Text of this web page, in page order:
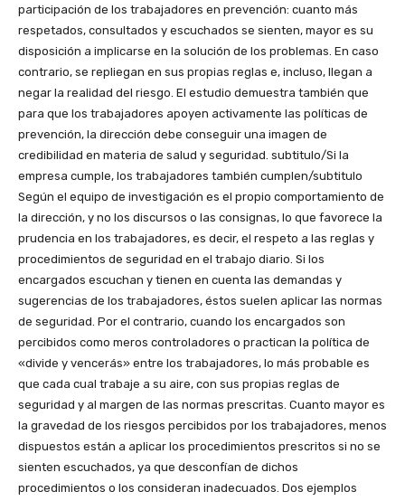
participación de los trabajadores en prevención: cuanto más
respetados, consultados y escuchados se sienten, mayor es su
disposición a implicarse en la solución de los problemas. En caso
contrario, se repliegan en sus propias reglas e, incluso, llegan a
negar la realidad del riesgo. El estudio demuestra también que
para que los trabajadores apoyen activamente las políticas de
prevención, la dirección debe conseguir una imagen de
credibilidad en materia de salud y seguridad. subtitulo/Si la
empresa cumple, los trabajadores también cumplen/subtitulo
Según el equipo de investigación es el propio comportamiento de
la dirección, y no los discursos o las consignas, lo que favorece la
prudencia en los trabajadores, es decir, el respeto a las reglas y
procedimientos de seguridad en el trabajo diario. Si los
encargados escuchan y tienen en cuenta las demandas y
sugerencias de los trabajadores, éstos suelen aplicar las normas
de seguridad. Por el contrario, cuando los encargados son
percibidos como meros controladores o practican la política de
«divide y vencerás» entre los trabajadores, lo más probable es
que cada cual trabaje a su aire, con sus propias reglas de
seguridad y al margen de las normas prescritas. Cuanto mayor es
la gravedad de los riesgos percibidos por los trabajadores, menos
dispuestos están a aplicar los procedimientos prescritos si no se
sienten escuchados, ya que desconfían de dichos
procedimientos o los consideran inadecuados. Dos ejemplos